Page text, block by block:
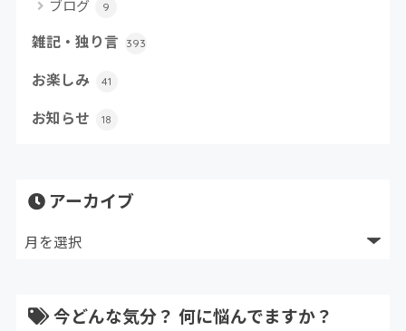
ブログ 9
雑記・独り言 393
お楽しみ 41
お知らせ 18
アーカイブ
今どんな気分？ 何に悩んでますか？